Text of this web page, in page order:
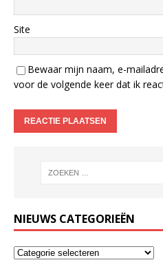
Site
Bewaar mijn naam, e-
voor de volgende keer dat ik
NIEUWS CATEGORIEËN